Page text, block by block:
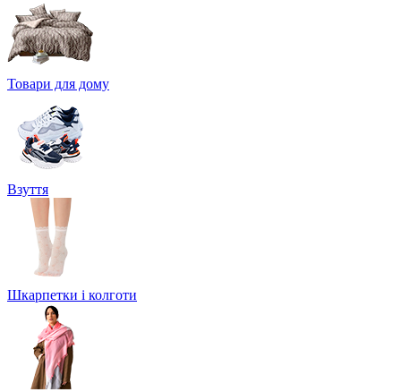
Товари для дому
Взуття
Шкарпетки і колготи